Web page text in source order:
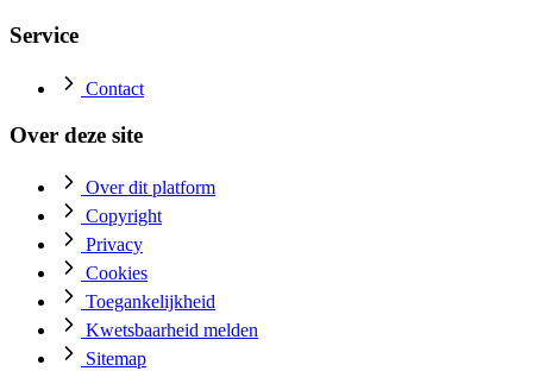
Service
Contact
Over deze site
Over dit platform
Copyright
Privacy
Cookies
Toegankelijkheid
Kwetsbaarheid melden
Sitemap